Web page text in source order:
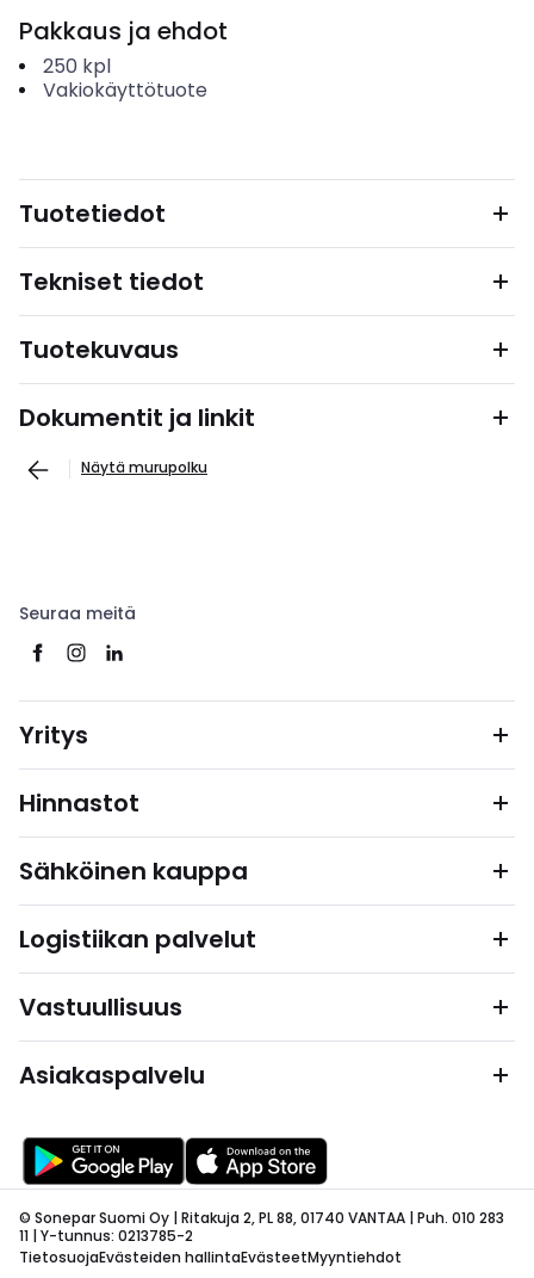
Pakkaus ja ehdot
250 kpl
Vakiokäyttötuote
Tuotetiedot
Tekniset tiedot
Tuotekuvaus
Dokumentit ja linkit
Näytä murupolku
Seuraa meitä
Yritys
Hinnastot
Sähköinen kauppa
Logistiikan palvelut
Vastuullisuus
Asiakaspalvelu
© Sonepar Suomi Oy | Ritakuja 2, PL 88, 01740 VANTAA | Puh. 010 283
11 | Y-tunnus: 0213785-2
TietosuojaEvästeiden hallintaEvästeetMyyntiehdot